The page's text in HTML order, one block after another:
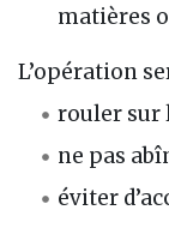
matières
L’opération
rouler sur
ne pas
éviter